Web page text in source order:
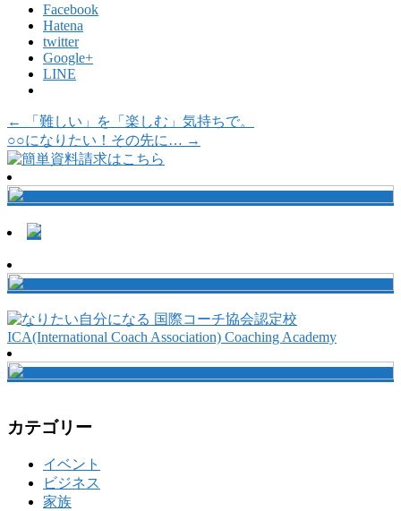
Facebook
Hatena
twitter
Google+
LINE
←
「難しい」を「楽しむ」気持ちで。
○○になりたい！その先に… →
カテゴリー
イベント
ビジネス
家族